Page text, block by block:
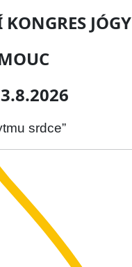
JÓGY
srdce”